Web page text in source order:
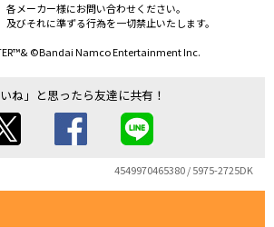
メーカー様にお問い合わせください。
びそれに準ずる行為を一切禁止いたします。
©Bandai Namco Entertainment Inc.
いね」と思ったら友達に共有！
4549970465380 / 5975-2725DK